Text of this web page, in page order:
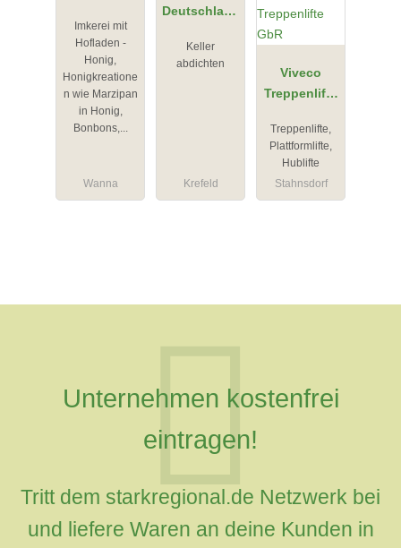
Imkerei mit
Hofladen -
Honig,
Honigkreatione
n wie Marzipan
in Honig,
Bonbons,...
Wanna
Deutschland
Zweigstelle
Keller
abdichten
Krefeld
Viveco
Treppenlifte
Treppenlifte,
Plattformlifte,
Hublifte
Stahnsdorf
Unternehmen kostenfrei
eintragen!
Tritt dem starkregional.de Netzwerk bei
und liefere Waren an deine Kunden in